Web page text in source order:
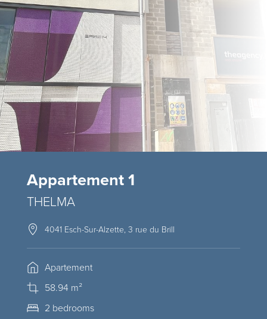
Appartement 1
THELMA
4041 Esch-Sur-Alzette, 3 rue du Brill
Apartement
58.94 m²
2 bedrooms